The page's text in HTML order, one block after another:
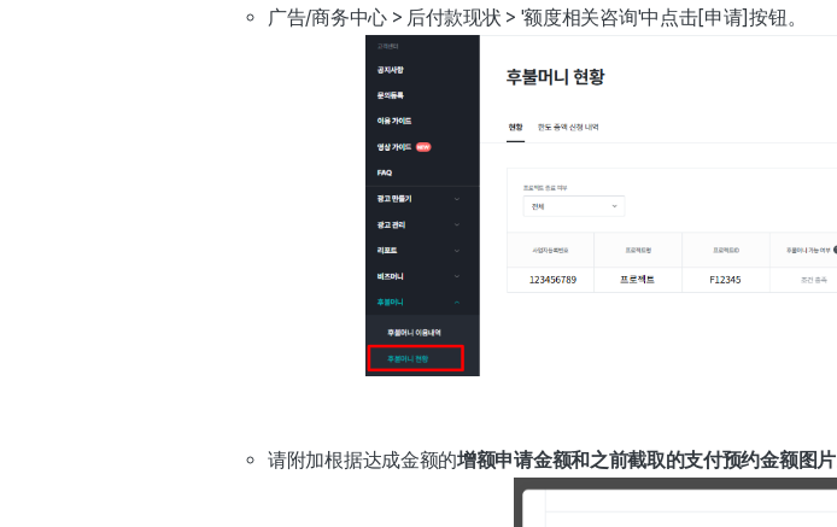
广告/商务中心 > 后付款现状 > '额度相关咨询'中点击[申请]按钮。
请附加根据达成金额的增额申请金额和之前截取的支付预约金额图片